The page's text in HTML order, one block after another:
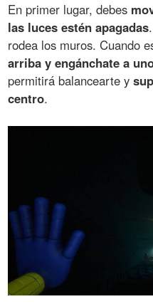
En primer lugar, debes
las luces estén apagadas
rodea los muros. Cuando
arriba y engánchate a
permitirá balancearte y
centro.